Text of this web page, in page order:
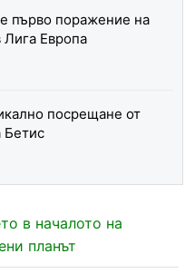
първо поражение на
Европа
посрещане от
Бетис
в началото на
планът